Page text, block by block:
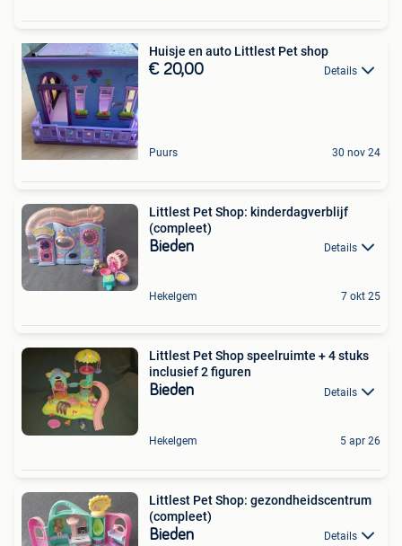
Huisje en auto Littlest Pet shop
€ 20,00 Details
Puurs 30 nov 24
Littlest Pet Shop: kinderdagverblijf
(compleet)
Bieden Details
Hekelgem 7 okt 25
Littlest Pet Shop speelruimte + 4 stuks
inclusief 2 figuren
Bieden Details
Hekelgem 5 apr 26
Littlest Pet Shop: gezondheidscentrum
(compleet)
Bieden Details